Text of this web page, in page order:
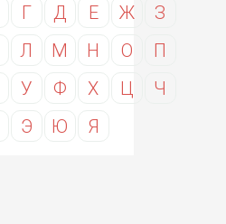
Г Д Е Ж
З
Л М Н О
П
У Ф Х Ц
Ч
Э Ю Я